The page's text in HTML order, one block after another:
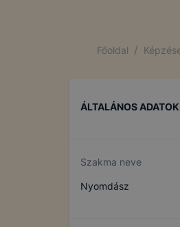
Főoldal /
ÁLTALÁNOS ADATOK
Szakma neve
Nyomdász